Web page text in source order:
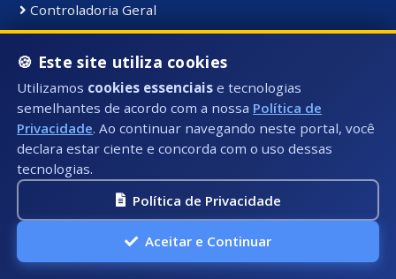
Controladoria Geral
Coordenadoria de Comunicação Institucional
Secretaria de Serviços Públicos
Secretaria de Educação
Gabinete do Prefeito
Materiais e Bens:
Bens Consolidados
Bens Imóveis
Bens Intangiveis
🍪 Este site utiliza cookies
Utilizamos cookies essenciais e tecnologias
semelhantes de acordo com a nossa Política de
Privacidade. Ao continuar navegando neste portal, você
declara estar ciente e concorda com o uso dessas
tecnologias.
Política de Privacidade
Aceitar e Continuar